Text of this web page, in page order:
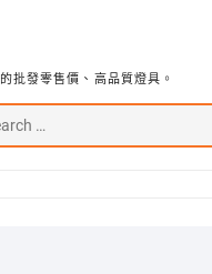
批發零售價、高品質燈具。